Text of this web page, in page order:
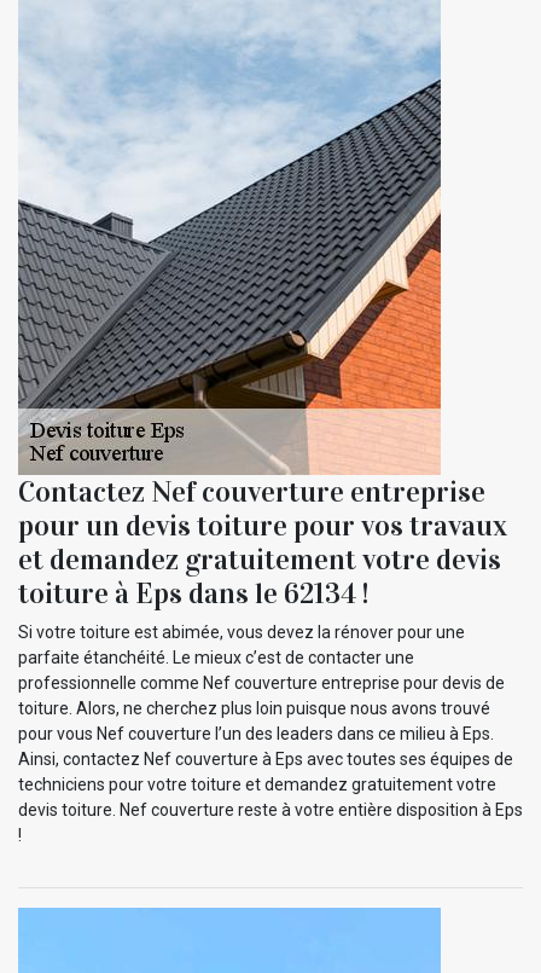
Contactez Nef couverture entreprise
pour un devis toiture pour vos travaux
et demandez gratuitement votre devis
toiture à Eps dans le 62134 !
Si votre toiture est abimée, vous devez la rénover pour une
parfaite étanchéité. Le mieux c’est de contacter une
professionnelle comme Nef couverture entreprise pour devis de
toiture. Alors, ne cherchez plus loin puisque nous avons trouvé
pour vous Nef couverture l’un des leaders dans ce milieu à Eps.
Ainsi, contactez Nef couverture à Eps avec toutes ses équipes de
techniciens pour votre toiture et demandez gratuitement votre
devis toiture. Nef couverture reste à votre entière disposition à Eps
!